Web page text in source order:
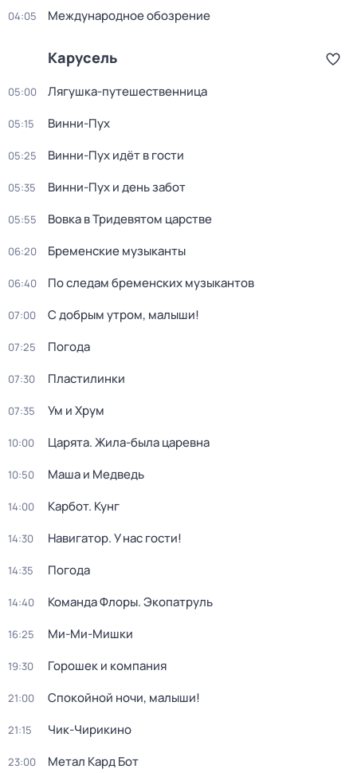
04:05 Международное обозрение
Карусель
05:00 Лягушка-путешественница
05:15 Винни-Пух
05:25 Винни-Пух идёт в гости
05:35 Винни-Пух и день забот
05:55 Вовка в Тридевятом царстве
06:20 Бременские музыканты
06:40 По следам бременских музыкантов
07:00 С добрым утром, малыши!
07:25 Погода
07:30 Пластилинки
07:35 Ум и Хрум
10:00 Царята. Жила-была царевна
10:50 Маша и Медведь
14:00 Карбот. Кунг
14:30 Навигатор. У нас гости!
14:35 Погода
14:40 Команда Флоры. Экопатруль
16:25 Ми-Ми-Мишки
19:30 Горошек и компания
21:00 Спокойной ночи, малыши!
21:15 Чик-Чирикино
23:00 Метал Кард Бот